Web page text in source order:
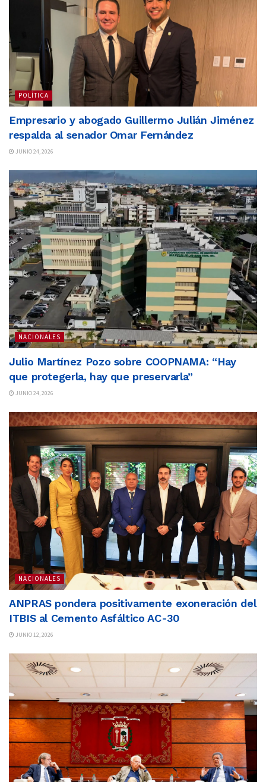
POLÍTICA
Empresario y abogado Guillermo Julián Jiménez
respalda al senador Omar Fernández
JUNIO 24, 2026
NACIONALES
Julio Martínez Pozo sobre COOPNAMA: “Hay
que protegerla, hay que preservarla”
JUNIO 24, 2026
NACIONALES
ANPRAS pondera positivamente exoneración del
ITBIS al Cemento Asfáltico AC-30
JUNIO 12, 2026